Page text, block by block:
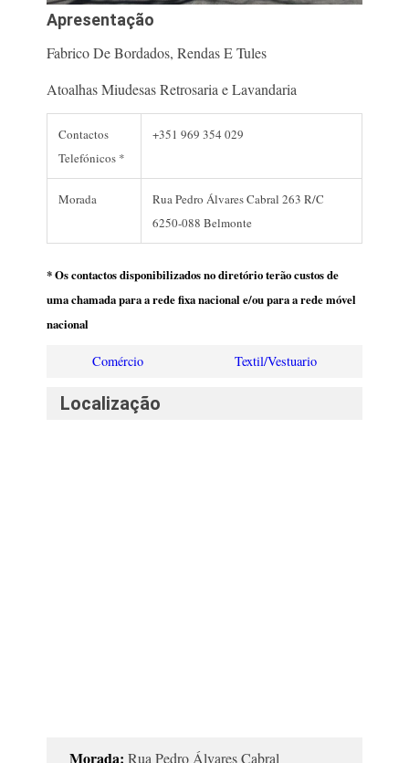
Apresentação
Fabrico De Bordados, Rendas E Tules
Atoalhas Miudesas Retrosaria e Lavandaria
Contactos
Telefónicos *
+351 969 354 029
Morada
Rua Pedro Álvares Cabral 263 R/C
6250-088 Belmonte
* Os contactos disponibilizados no diretório terão custos de
uma chamada para a rede fixa nacional e/ou para a rede móvel
nacional
Comércio Textil/Vestuario
Localização
Morada: Rua Pedro Álvares Cabral